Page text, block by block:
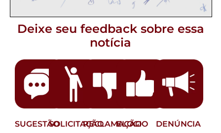
Deixe seu feedback sobre essa
notícia
SUGESTÃOSOLICITAÇÃORECLAMAÇÃO
ELOGIO DENÚNCIA